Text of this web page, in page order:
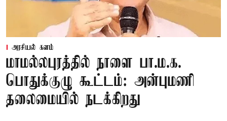
அரசியல் களம்
மாமல்லபுரத்தில் நாளை பா.ம.க.
பொதுக்குழு கூட்டம்: அன்புமணி
தலைமையில் நடக்கிறது